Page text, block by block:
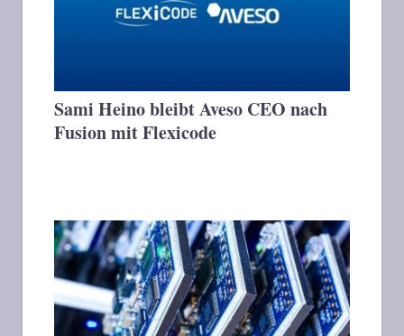
Sami Heino bleibt Aveso CEO nach
Fusion mit Flexicode